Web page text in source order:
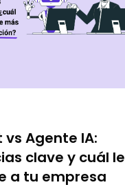
Agente IA:
clave y cuál le
a tu empresa